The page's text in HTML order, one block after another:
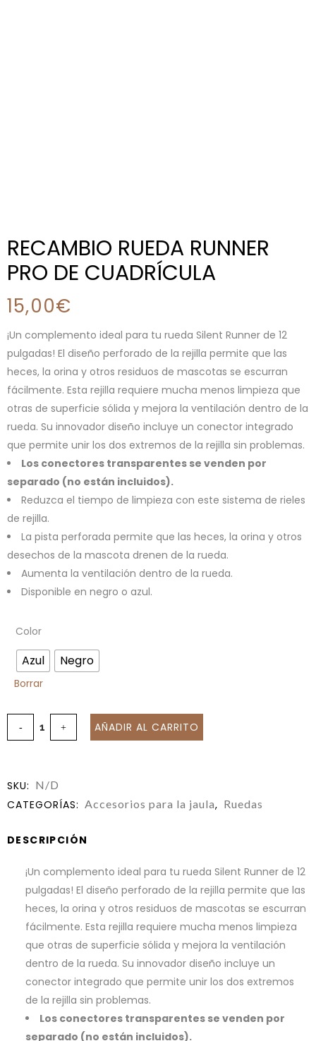
RECAMBIO RUEDA RUNNER
PRO DE CUADRÍCULA
15,00€
¡Un complemento ideal para tu rueda Silent Runner de 12
pulgadas! El diseño perforado de la rejilla permite que las
heces, la orina y otros residuos de mascotas se escurran
fácilmente. Esta rejilla requiere mucha menos limpieza que
otras de superficie sólida y mejora la ventilación dentro de la
rueda. Su innovador diseño incluye un conector integrado
que permite unir los dos extremos de la rejilla sin problemas.
Los conectores transparentes se venden por
separado (no están incluidos).
Reduzca el tiempo de limpieza con este sistema de rieles
de rejilla.
La pista perforada permite que las heces, la orina y otros
desechos de la mascota drenen de la rueda.
Aumenta la ventilación dentro de la rueda.
Disponible en negro o azul.
Color
Azul Negro
Borrar
AÑADIR AL CARRITO
SKU: N/D
CATEGORÍAS: Accesorios para la jaula, Ruedas
DESCRIPCIÓN
¡Un complemento ideal para tu rueda Silent Runner de 12
pulgadas! El diseño perforado de la rejilla permite que las
heces, la orina y otros residuos de mascotas se escurran
fácilmente. Esta rejilla requiere mucha menos limpieza
que otras de superficie sólida y mejora la ventilación
dentro de la rueda. Su innovador diseño incluye un
conector integrado que permite unir los dos extremos
de la rejilla sin problemas.
Los conectores transparentes se venden por
separado (no están incluidos).